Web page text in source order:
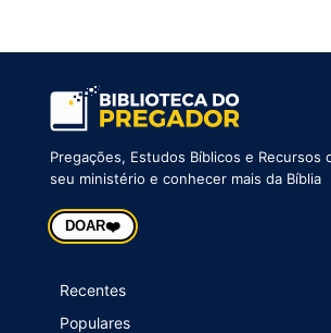
Pregações, Estudos Bíblicos e Recursos
seu ministério e conhecer mais da Bíblia
DOAR❤️
Recentes
Populares